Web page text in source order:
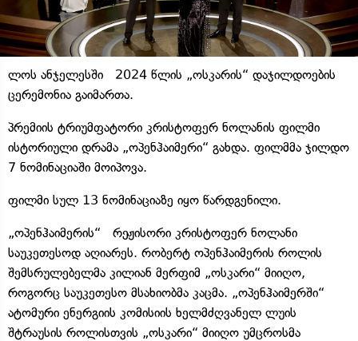
ლოს ანჯელესში 2024 წლის „ოსკარის“ დაჯილდოების
ცერემონია გაიმართა.
პრემიის ტრიუმფატორი კრისტოფერ ნოლანის ფილმი
ისტორიული დრამა „ოპენჰაიმერი“ გახდა. ფილმმა ჯილდო
7 ნომინაციაში მოიპოვა.
ფილმი სულ 13 ნომინაციაზე იყო წარდგენილი.
„ოპენჰაიმერის“ რეჟისორი კრისტოფერ ნოლანი
საუკეთესოდ აღიარეს. რობერტ ოპენჰაიმერის როლის
შემსრულებელმა კილიან მერფიმ „ოსკარი“ მიიღო,
როგორც საუკეთესო მსახიობმა კაცმა. „ოპენჰაიმერში“
ატომური ენერგიის კომისიის ხელმძღვანელ ლუის
შტრაუსის როლისთვის „ოსკარი“ მიიღო უმცროსმა